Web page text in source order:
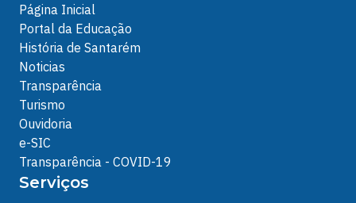
Página Inicial
Portal da Educação
História de Santarém
Noticias
Transparência
Turismo
Ouvidoria
e-SIC
Transparência - COVID-19
Serviços